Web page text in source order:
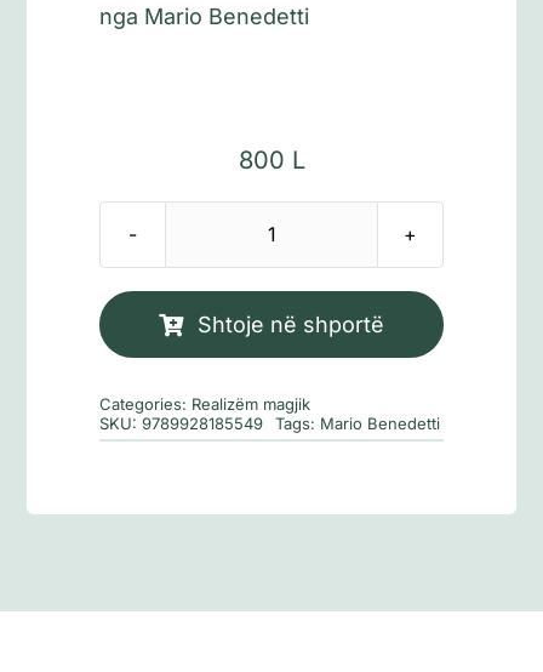
nga Mario Benedetti
800 L
Sasi
Shtoje në shportë
Categories: Realizëm magjik
SKU:9789928185549 Tags: Mario Benedetti